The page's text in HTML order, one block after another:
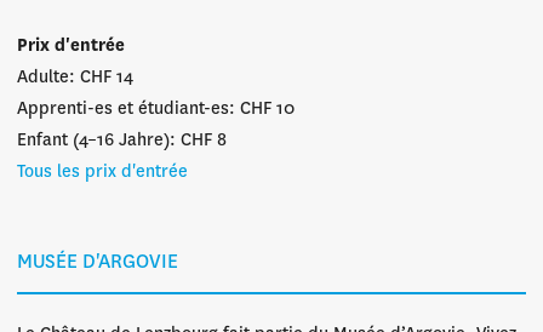
Prix d'entrée
Adulte: CHF 14
Apprenti-es et étudiant-es: CHF 10
Enfant (4–16 Jahre): CHF 8
Tous les prix d'entrée
MUSÉE D'ARGOVIE